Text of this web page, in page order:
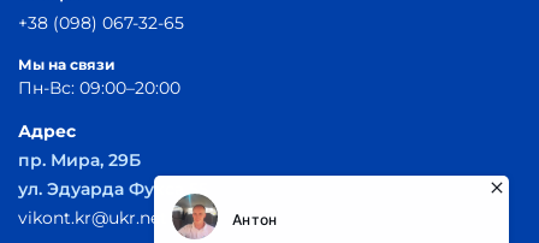
+38 (098) 067-32-65
Мы на связи
Пн-Вс: 09:00–20:00
Адрес
пр. Мира, 29Б
ул. Эдуарда Фукса 55
vikont.kr@ukr.net